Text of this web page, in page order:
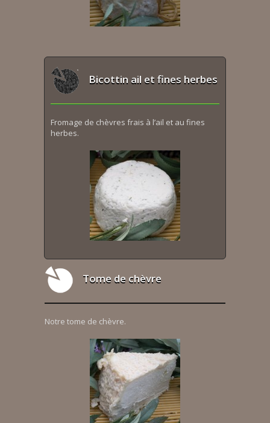
Bicottin ail et fines herbes
Fromage de chèvres frais à l’ail et au fines
herbes.
Tome de chèvre
Notre tome de chèvre.